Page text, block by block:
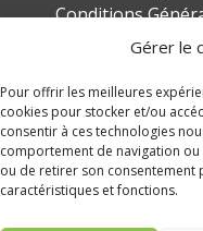
Gérer le
Pour offrir les meilleures
cookies pour stocker et/ou
consentir à ces technologies
comportement de navigation ou
ou de retirer son consentement
caractéristiques et fonctions.
Conditions
Plan du site